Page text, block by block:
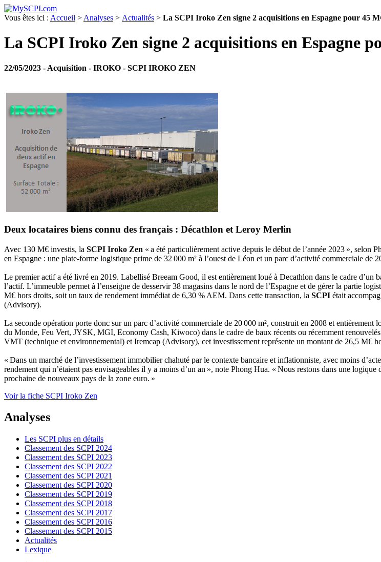
Vous êtes ici : Accueil > Analyses > Actualités > La SCPI Iroko Zen signe 2 acquisitions en Espagne pour 45
La SCPI Iroko Zen signe 2 acquisitions en Espagne
22/05/2023 - Acquisition - IROKO - SCPI IROKO ZEN
Deux locataires biens connu des français : Décathlon et Leroy Merlin
Avec 130 M€ investis, la SCPI Iroko Zen « a été particulièrement active depuis le début de l’année 2023 », selon
en Espagne : une plate-forme logistique prime de 32 000 m² à l’ouest de Léon et un parc d’activité commerciale de
Le premier actif a été livré en 2019. Labellisé Breeam Good, il est entièrement loué à Decathlon dans le cadre
l’actif. L’immeuble permet à l’enseigne de desservir 38 magasins dans le nord de l’Espagne et de gérer la partie
M€ hors droits, soit un taux de rendement immédiat de 6,30 % AEM. Dans cette transaction, la SCPI était
(Advisory).
La seconde opération porte donc sur un parc d’activité commerciale de 20 000 m², construit en 2008 et
du Monde, Feu Vert, JYSK, MGI, Economy Cash, Kiwoco) dans le cadre de baux récents ou récemment
VMT (technique et environnemental) et Iremcap (Advisory), cet investissement représente un montant de 26,5 M€
« Dans un marché de l’investissement immobilier chahuté par le contexte bancaire et inflationniste, avec moins
rendement qui n’étaient pas envisageables il y a moins d’un an », note Phong Hua. « Nous restons dans une
prochaine de nouveaux pays de la zone euro. »
Voir la fiche SCPI Iroko Zen
Analyses
Les SCPI plus en détails
Classement des SCPI 2024
Classement des SCPI 2023
Classement des SCPI 2022
Classement des SCPI 2021
Classement des SCPI 2020
Classement des SCPI 2019
Classement des SCPI 2018
Classement des SCPI 2017
Classement des SCPI 2016
Classement des SCPI 2015
Actualités
Lexique